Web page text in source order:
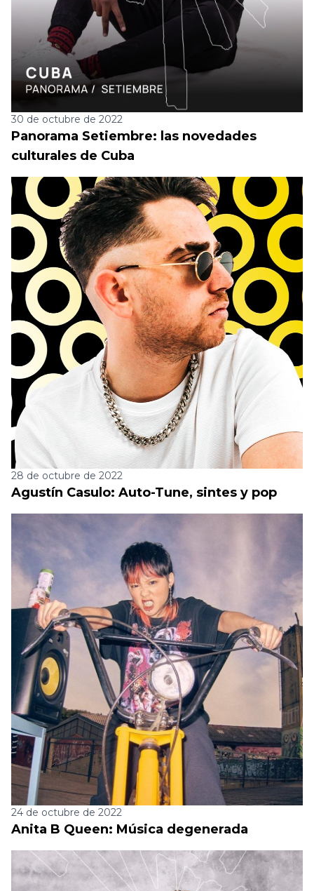
30 de octubre de 2022
Panorama Setiembre: las novedades
culturales de Cuba
28 de octubre de 2022
Agustín Casulo: Auto-Tune, sintes y pop
24 de octubre de 2022
Anita B Queen: Música degenerada